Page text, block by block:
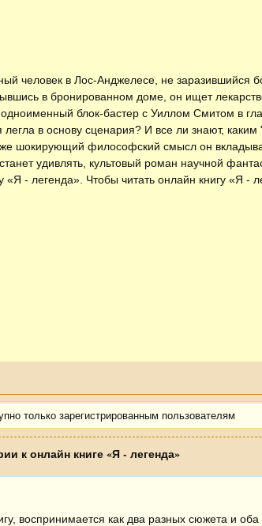
человек в Лос-Анджелесе, не заразившийся
в бронированном доме, он ищет
блок-бастер с Уиллом Смитом в
в основу сценария? И все ли знают,
шокирующий философский смысл он
удивлять, культовый роман научной
«Я - легенда» . Чтобы читать онлайн книгу «Я -
только зарегистрированным пользователям
к онлайн книге «Я - легенда»
воспринимается как два разных сюжета и оба